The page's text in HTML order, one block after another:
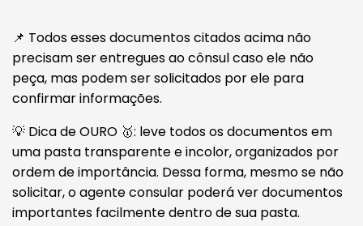
📌 Todos esses documentos citados acima não
precisam ser entregues ao cônsul caso ele não
peça, mas podem ser solicitados por ele para
confirmar informações.
💡 Dica de OURO 🥇: leve todos os documentos em
uma pasta transparente e incolor, organizados por
ordem de importância. Dessa forma, mesmo se não
solicitar, o agente consular poderá ver documentos
importantes facilmente dentro de sua pasta.